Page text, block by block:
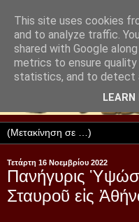
Τετάρτη 16 Νοεμβρίου 2022
Πανήγυρις
Σταυροῦ εἰς
This site uses cookies
and to analyze traffic.
shared with Google
metrics to ensure
statistics, and to detect
LEARN